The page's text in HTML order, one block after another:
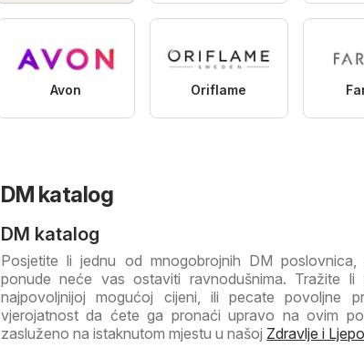
Avon Oriflame
DM katalog
DM katalog
Posjetite li jednu od mnogobrojnih DM
ponude neće vas ostaviti ravnodušnima. Tražite
najpovoljnijoj mogućoj cijeni, ili pecate povoljne
vjerojatnost da ćete ga pronaći upravo na ovim
zasluženo na istaknutom mjestu u našoj Zdravlje i